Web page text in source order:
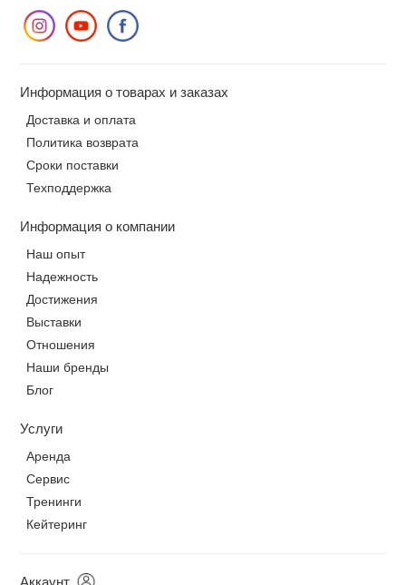
Информация о товарах и заказах
Доставка и оплата
Политика возврата
Сроки поставки
Техподдержка
Информация о компании
Наш опыт
Надежность
Достижения
Выставки
Отношения
Наши бренды
Блог
Услуги
Аренда
Сервис
Тренинги
Кейтеринг
Аккаунт